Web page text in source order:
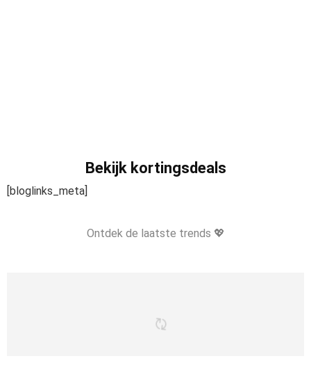
Bekijk kortingsdeals
[bloglinks_meta]
Ontdek de laatste trends 💖